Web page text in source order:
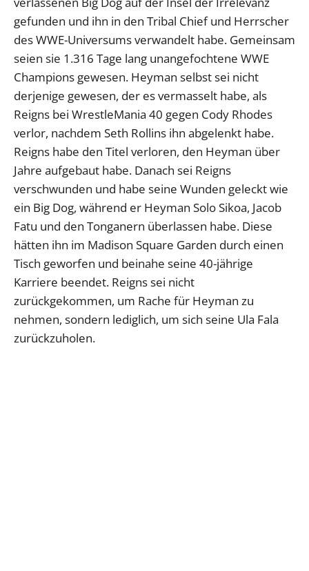
gefunden und ihn in den Tribal Chief und Herrscher
des WWE-Universums verwandelt habe. Gemeinsam
seien sie 1.316 Tage lang unangefochtene WWE
Champions gewesen. Heyman selbst sei nicht
derjenige gewesen, der es vermasselt habe, als
Reigns bei WrestleMania 40 gegen Cody Rhodes
verlor, nachdem Seth Rollins ihn abgelenkt habe.
Reigns habe den Titel verloren, den Heyman über
Jahre aufgebaut habe. Danach sei Reigns
verschwunden und habe seine Wunden geleckt wie
ein Big Dog, während er Heyman Solo Sikoa, Jacob
Fatu und den Tonganern überlassen habe. Diese
hätten ihn im Madison Square Garden durch einen
Tisch geworfen und beinahe seine 40-jährige
Karriere beendet. Reigns sei nicht
zurückgekommen, um Rache für Heyman zu
nehmen, sondern lediglich, um sich seine Ula Fala
zurückzuholen.